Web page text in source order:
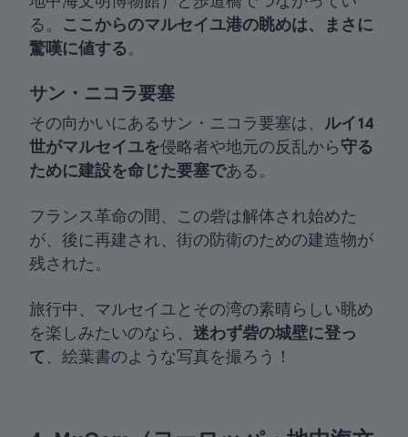
る。 ここからのマルセイユ港の眺めは、まさに
驚嘆に値する。
サン・ニコラ要塞
その向かいにあるサン・ニコラ要塞は、 ルイ14
世がマルセイユを侵略者や地元の反乱から守る
ために建設を命じた要塞である。
フランス革命の間、この砦は解体され始めた
が、後に再建され、街の防衛のための建造物が
残された。
旅行中、マルセイユとその湾の素晴らしい眺め
を楽しみたいのなら、 迷わず砦の城壁に登っ
て 、絵葉書のような写真を撮ろう！